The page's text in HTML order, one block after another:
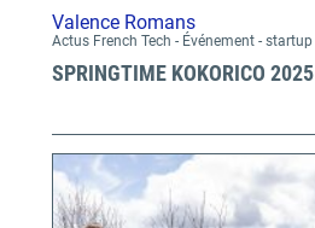
Valence Romans
Actus French Tech - Événement - startup
SPRINGTIME KOKORICO 2025